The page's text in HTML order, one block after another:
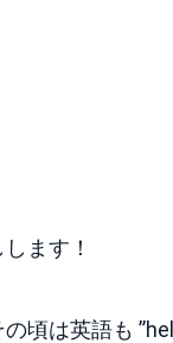
ます！
頃は英語も